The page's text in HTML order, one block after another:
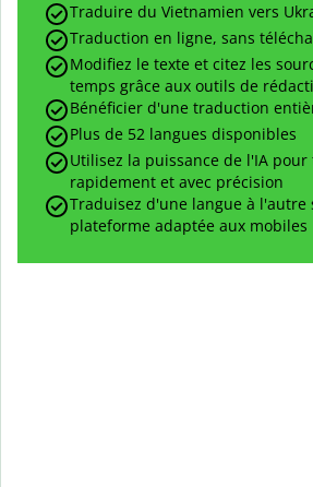
Traduire du Vietnamien vers
Traduction en ligne, sans
Modifiez le texte et citez les
temps grâce aux outils de
Bénéficier d'une traduction
Plus de 52 langues disponibles
Utilisez la puissance de l'IA
rapidement et avec précision
Traduisez d'une langue à l'autre
plateforme adaptée aux mobiles